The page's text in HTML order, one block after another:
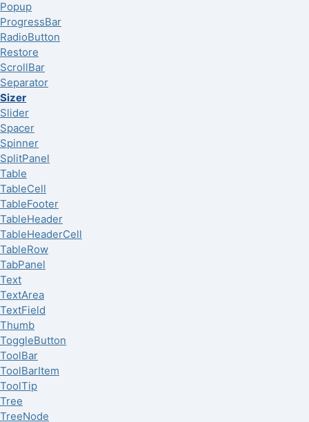
Popup
ProgressBar
RadioButton
Restore
ScrollBar
Separator
Sizer
Slider
Spacer
Spinner
SplitPanel
Table
TableCell
TableFooter
TableHeader
TableHeaderCell
TableRow
TabPanel
Text
TextArea
TextField
Thumb
ToggleButton
ToolBar
ToolBarItem
ToolTip
Tree
TreeNode